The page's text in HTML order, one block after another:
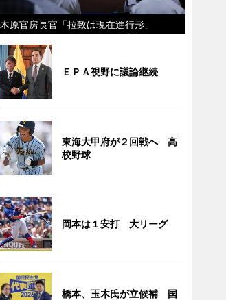
木原官房長官「拉致は現在進行形」
ＥＰＡ視野に議論継続
東海大甲府が２回戦へ 高
校野球
岡本は１安打 大リーグ
橋本、玉木氏が立候補 国